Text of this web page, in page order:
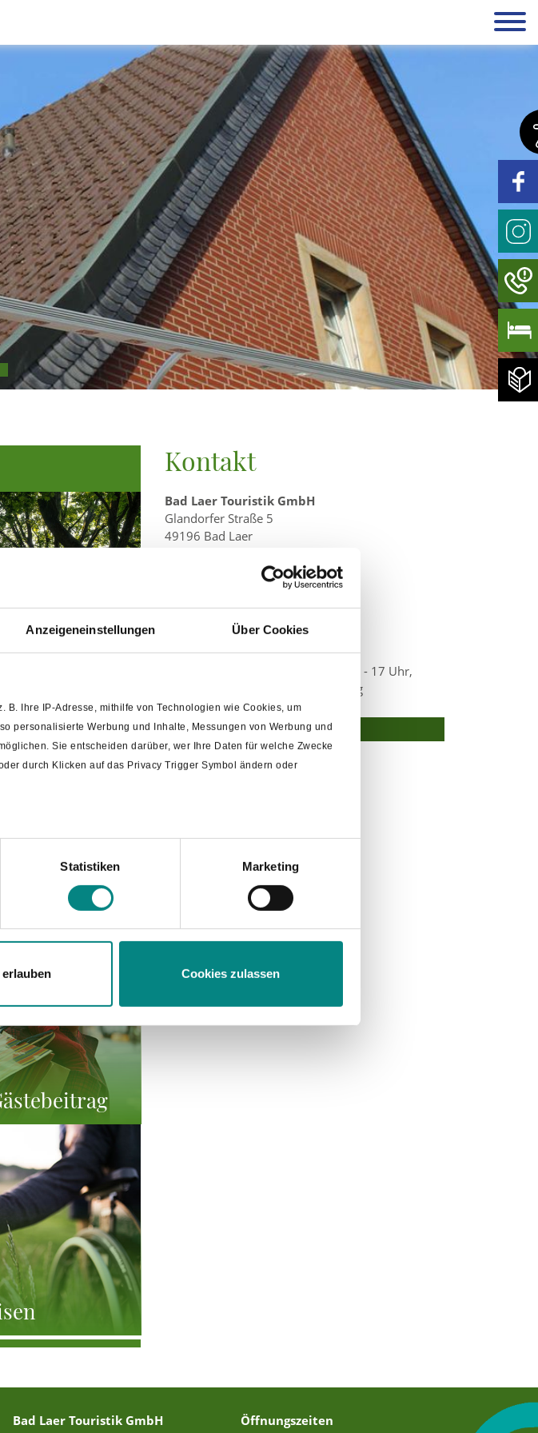
Anzeigeneinstellungen Über Cookies
B. Ihre IP-Adresse, mithilfe von Technologien wie Cookies, um
personalisierte Werbung und Inhalte, Messungen von Werbung und
Sie entscheiden darüber, wer Ihre Daten für welche Zwecke
durch Klicken auf das Privacy Trigger Symbol ändern oder
identifizieren
und legen Sie Ihre Präferenzen im
Abschnitt Einzelheiten
Statistiken Marketing
Cookies zulassen
Kontakt
Bad Laer Touristik GmbH
Glandorfer Straße 5
49196 Bad Laer
touristinfo@bad-laer.de
Öffnungszeiten
Tourist-Information
Montag – Samstag 10 – 13 Uhr,
Montag, Donnerstag und Freitag 14 - 17 Uhr,
Sonn- und Feiertage anlassabhängig
Bad Laer Touristik GmbH
Öffnungszeiten